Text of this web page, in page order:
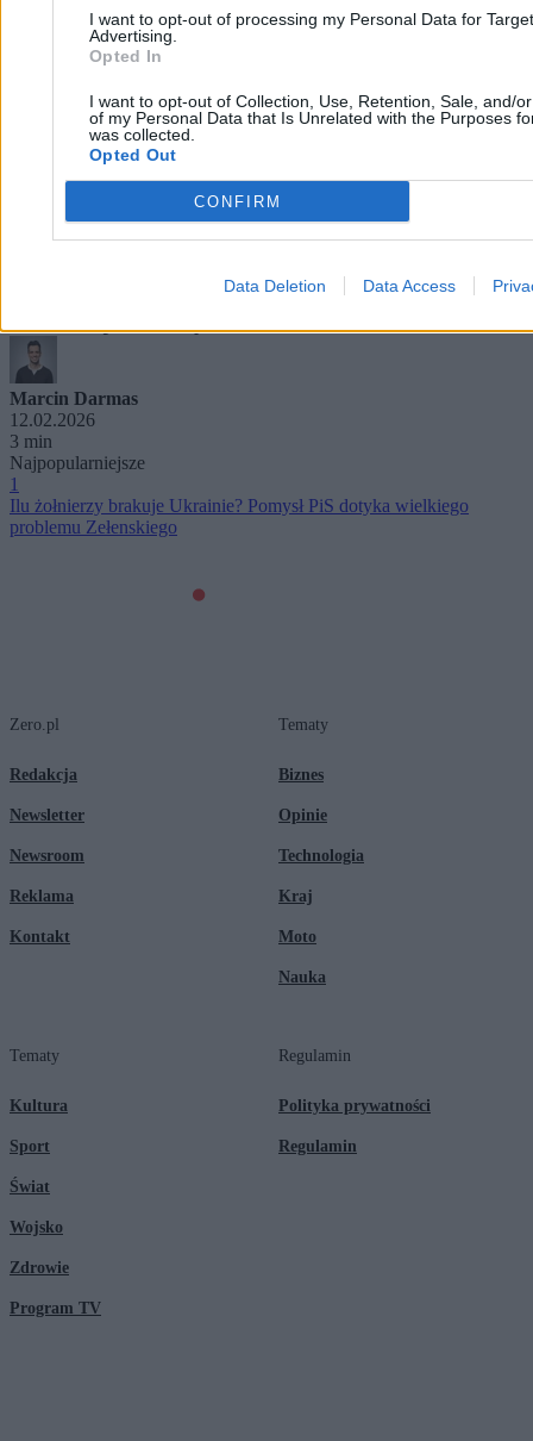
I want to opt-out of processing my Personal Data for
Advertising.
Opted In
I want to opt-out of Collection, Use, Retention, Sale, and/
of my Personal Data that Is Unrelated with the Purposes
was collected.
Opted Out
CONFIRM
Data Deletion Data Access
Spór o dostęp Cenckiewicza do tajnych
Marcin Darmas
12.02.2026
3 min
Najpopularniejsze
1
Ilu żołnierzy brakuje Ukrainie? Pomysł PiS dotyka wielkiego
problemu Zełenskiego
Zero.pl
Redakcja
Newsletter
Newsroom
Reklama
Kontakt
Tematy
Biznes
Opinie
Technologia
Kraj
Moto
Nauka
Tematy
Kultura
Sport
Świat
Wojsko
Zdrowie
Program TV
Regulamin
Polityka prywatności
Regulamin